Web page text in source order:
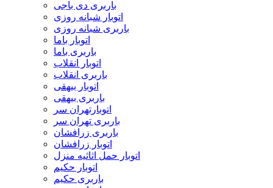
باربری دی باجی
اتوبار شبانه روزی
باربری شبانه روزی
اتوبار باما
باربری باما
اتوبار انقلاب
باربری انقلاب
اتوبار بیهقی
باربری بیهقی
اتوبارتهران سر
باربری تهران سر
باربری زرافشان
اتوبار زرافشان
اتوبار حمل اثاثیه منزل
اتوبار حکیم
باربری حکیم